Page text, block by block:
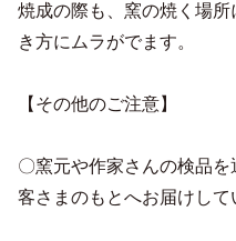
焼成の際も、窯の焼く場
き方にムラがでます。
【その他のご注意】
〇窯元や作家さんの検品
客さまのもとへお届けして